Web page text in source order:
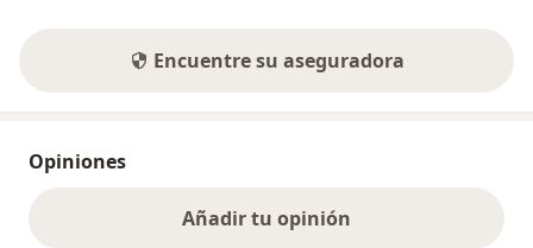
Encuentre su aseguradora
Opiniones
Añadir tu opinión